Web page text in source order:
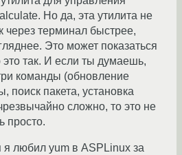
Но да, эта утилита не
через терминал быстрее,
Это может показаться
так. И если ты думаешь,
команды (обновление
поиск пакета, установка
сложно, то это не
просто.
я любил yum в ASPLinux за